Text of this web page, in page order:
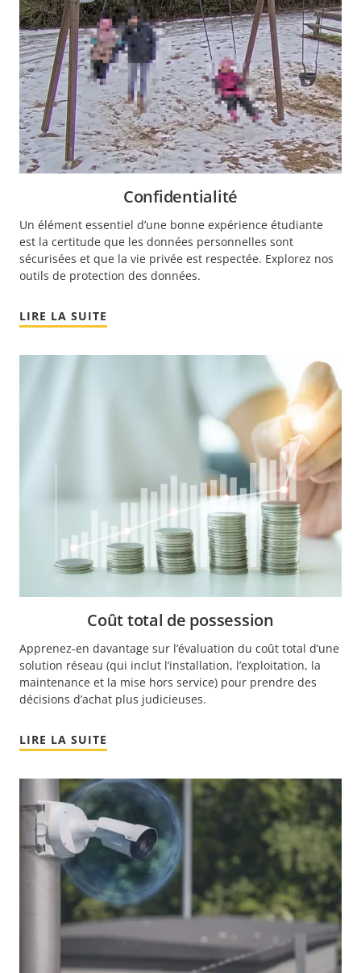
Confidentialité
Un élément essentiel d’une bonne expérience étudiante
est la certitude que les données personnelles sont
sécurisées et que la vie privée est respectée. Explorez nos
outils de protection des données.
LIRE LA SUITE
Coût total de possession
Apprenez-en davantage sur l’évaluation du coût total d’une
solution réseau (qui inclut l’installation, l’exploitation, la
maintenance et la mise hors service) pour prendre des
décisions d’achat plus judicieuses.
LIRE LA SUITE